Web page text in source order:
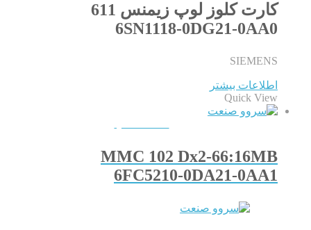
کارت کلوز لوپ زیمنس 611
6SN1118-0DG21-0AA0
SIEMENS
اطلاعات بیشتر
Quick View
MMC 102 Dx2-66:16MB
6FC5210-0DA21-0AA1